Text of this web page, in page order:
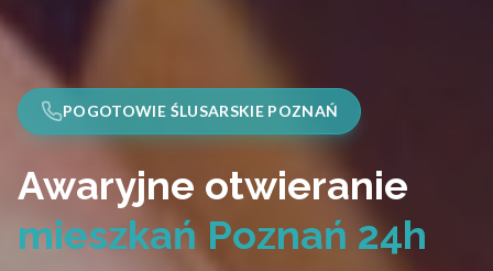
POGOTOWIE ŚLUSARSKIE POZNAŃ
Awaryjne otwieranie
mieszkań Poznań 24h